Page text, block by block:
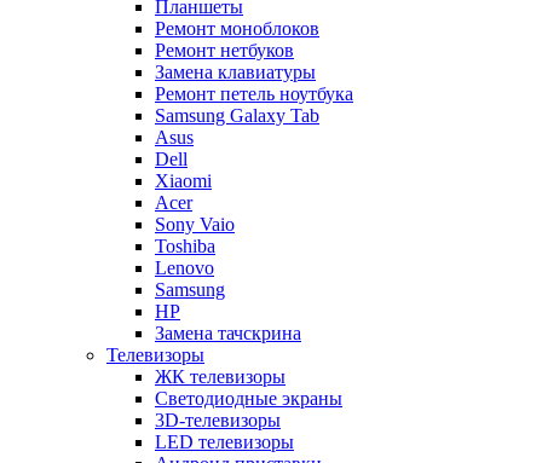
Планшеты
Ремонт моноблоков
Ремонт нетбуков
Замена клавиатуры
Ремонт петель ноутбука
Samsung Galaxy Tab
Asus
Dell
Xiaomi
Acer
Sony Vaio
Toshiba
Lenovo
Samsung
HP
Замена тачскрина
Телевизоры
ЖК телевизоры
Светодиодные экраны
3D-телевизоры
LED телевизоры